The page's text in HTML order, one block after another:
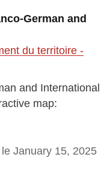
German and
du territoire -
and International
map:
January 15, 2025